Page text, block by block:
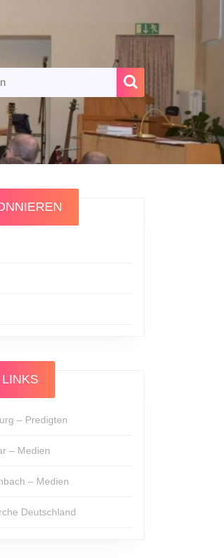
LINKS
– Predigten
– Medien
– Medien
Deutschland